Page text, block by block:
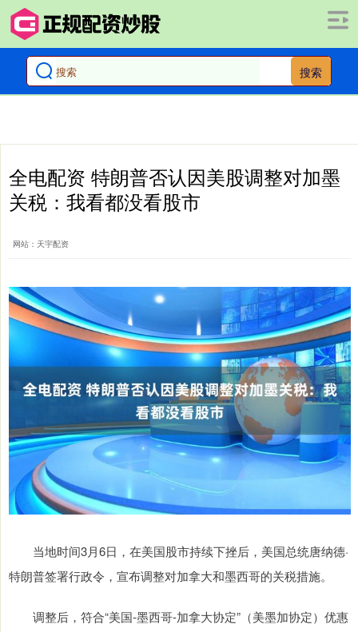
搜索
全电配资 特朗普否认因美股调整对加墨
关税：我看都没看股市
网站：天宇配资
当地时间3月6日，在美国股市持续下挫后，美国总统唐纳德·
特朗普签署行政令，宣布调整对加拿大和墨西哥的关税措施。
调整后，符合“美国-墨西哥-加拿大协定”（美墨加协定）优惠